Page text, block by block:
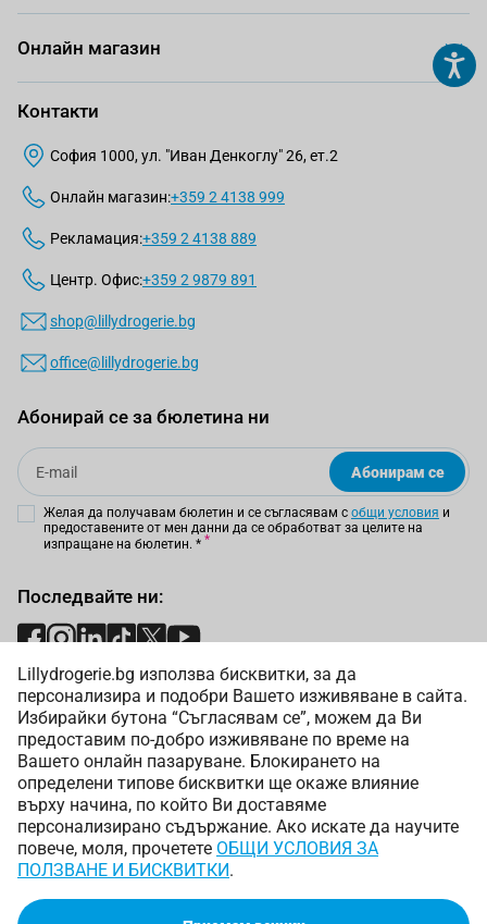
Lillydrogerie.bg използва бисквитки, за да
персонализира и подобри Вашето изживяване в сайта.
Избирайки бутона “Съгласявам се”, можем да Ви
предоставим по-добро изживяване по време на
Вашето онлайн пазаруване. Блокирането на
определени типове бисквитки ще окаже влияние
върху начина, по който Ви доставяме
персонализирано съдържание. Ако искате да научите
повече, моля, прочетете ОБЩИ УСЛОВИЯ ЗА
ПОЛЗВАНЕ И БИСКВИТКИ.
Онлайн магазин
Контакти
София 1000, ул. "Иван Денкоглу" 26, ет.2
Онлайн магазин:+359 2 4138 999
Рекламация:+359 2 4138 889
Центр. Офис:+359 2 9879 891
shop@lillydrogerie.bg
office@lillydrogerie.bg
Абонирай се за бюлетина ни
Email
Абонирам се
Желая да получавам бюлетин и се съгласявам с общи условия и
предоставените от мен данни да се обработват за целите на
изпращане на бюлетин. *
Последвайте ни:
Начини на плащане:
Начини на доставка: